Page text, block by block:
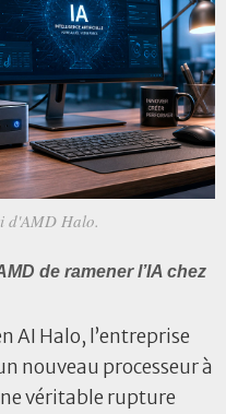
d'AMD Halo.
de ramener l’IA chez
AI Halo, l’entreprise
nouveau processeur à
véritable rupture